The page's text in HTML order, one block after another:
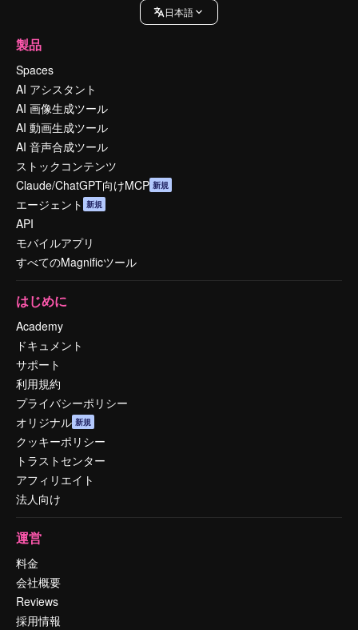
日本語
製品
Spaces
AI アシスタント
AI 画像生成ツール
AI 動画生成ツール
AI 音声合成ツール
ストックコンテンツ
Claude/ChatGPT向けMCP 新規
エージェント 新規
API
モバイルアプリ
すべてのMagnificツール
はじめに
Academy
ドキュメント
サポート
利用規約
プライバシーポリシー
オリジナル 新規
クッキーポリシー
トラストセンター
アフィリエイト
法人向け
運営
料金
会社概要
Reviews
採用情報